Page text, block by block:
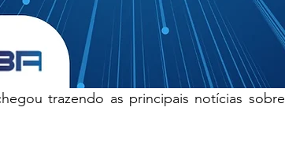
trazendo as principais notícias